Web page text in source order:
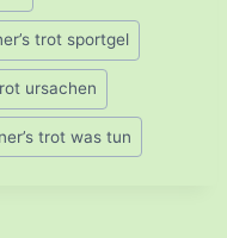
trot sportgel
ursachen
trot was tun